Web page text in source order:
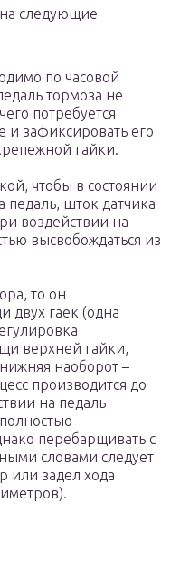
следующие
по часовой
тормоза не
потребуется
и зафиксировать его
гайки.
чтобы в состоянии
педаль, шток датчика
воздействии на
высвобождаться из
то он
двух гаек (одна
верхней гайки,
наоборот –
производится до
на педаль
перебарщивать с
словами следует
или задел хода